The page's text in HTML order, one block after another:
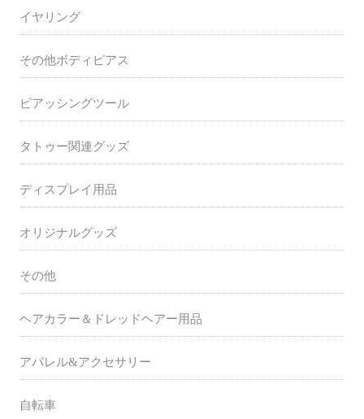
イヤリング
その他ボディピアス
ピアッシングツール
タトゥー関連グッズ
ディスプレイ用品
オリジナルグッズ
その他
ヘアカラー＆ドレッドヘアー用品
アパレル&アクセサリー
自転車